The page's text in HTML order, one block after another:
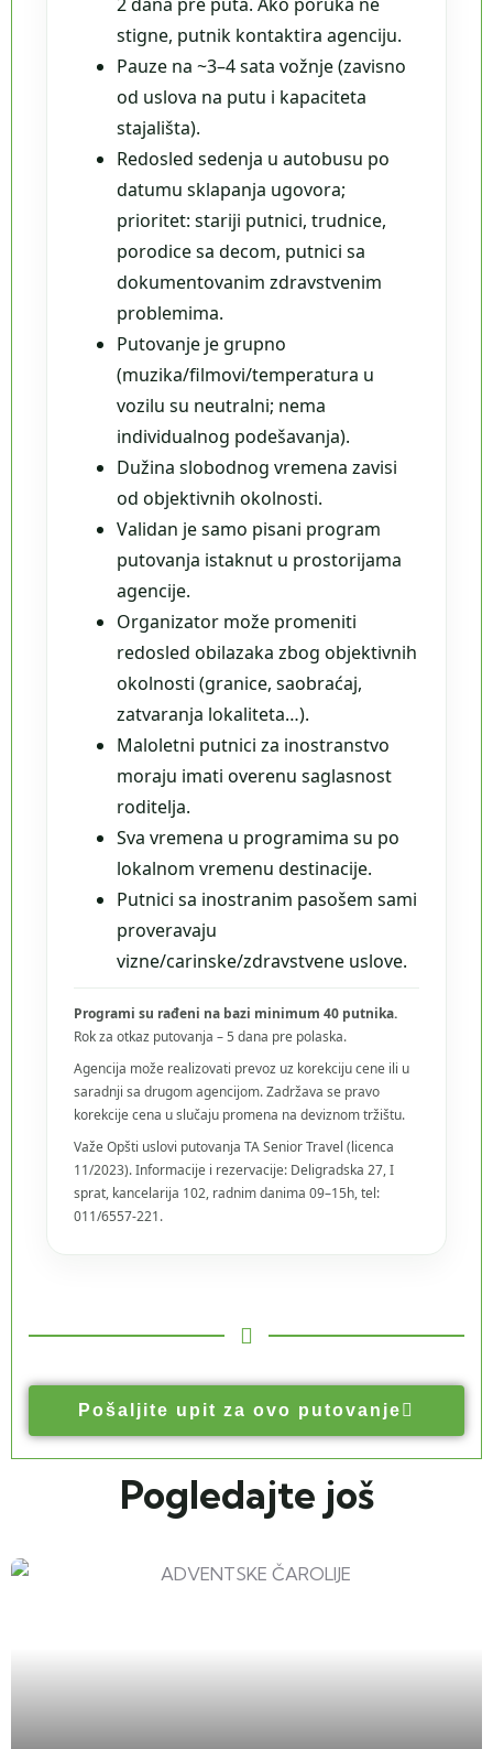
stigne, putnik kontaktira agenciju.
Pauze na ~3–4 sata vožnje (zavisno
od uslova na putu i kapaciteta
stajališta).
Redosled sedenja u autobusu po
datumu sklapanja ugovora;
prioritet: stariji putnici, trudnice,
porodice sa decom, putnici sa
dokumentovanim zdravstvenim
problemima.
Putovanje je grupno
(muzika/filmovi/temperatura u
vozilu su neutralni; nema
individualnog podešavanja).
Dužina slobodnog vremena zavisi
od objektivnih okolnosti.
Validan je samo pisani program
putovanja istaknut u prostorijama
agencije.
Organizator može promeniti
redosled obilazaka zbog objektivnih
okolnosti (granice, saobraćaj,
zatvaranja lokaliteta…).
Maloletni putnici za inostranstvo
moraju imati overenu saglasnost
roditelja.
Sva vremena u programima su po
lokalnom vremenu destinacije.
Putnici sa inostranim pasošem sami
proveravaju
vizne/carinske/zdravstvene uslove.
Programi su rađeni na bazi minimum 40 putnika.
Rok za otkaz putovanja – 5 dana pre polaska.
Agencija može realizovati prevoz uz korekciju cene ili u
saradnji sa drugom agencijom. Zadržava se pravo
korekcije cena u slučaju promena na deviznom tržištu.
Važe Opšti uslovi putovanja TA Senior Travel (licenca
11/2023). Informacije i rezervacije: Deligradska 27, I
sprat, kancelarija 102, radnim danima 09–15h, tel:
011/6557-221.
Pošaljite upit za ovo putovanje
Pogledajte još